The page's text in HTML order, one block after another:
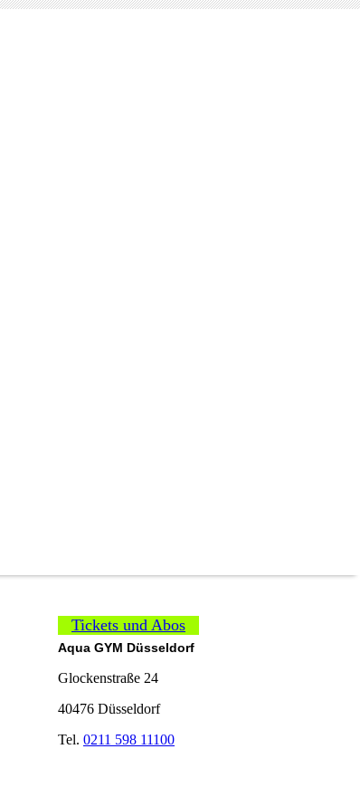
Tickets und Abos
Aqua GYM Düsseldorf
Glockenstraße 24
40476 Düsseldorf
Tel. 0211 598 11100